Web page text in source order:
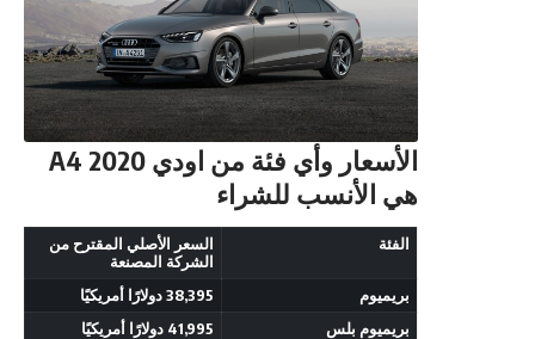
الأسعار وأي فئة من اودي A4 2020
هي الأنسب للشراء
الفئة
السعر الأصلي المقترح من
الشركة المصنعة
بريميوم
38,395 دولارًا أمريكيًا
بريميوم بلس
41,995 دولارًا أمريكيًا